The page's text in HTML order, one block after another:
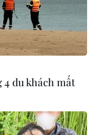
4 du khách mất